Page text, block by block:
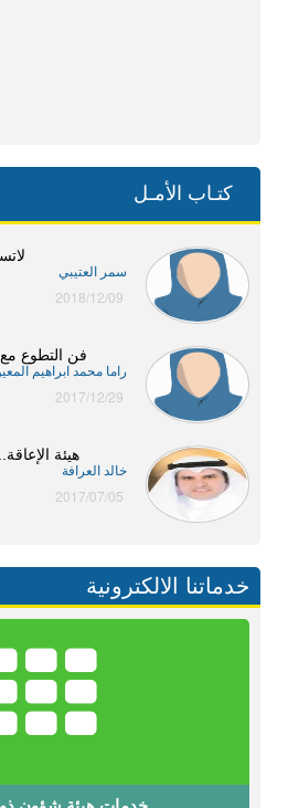
كتـاب الأمـل
سمر العتيبي
2018/12/09
فن التطوع
راما محمد ابراهيم
2017/12/29
هيئة
خالد العرافة
2017/07/05
خدماتنا الالكترونية